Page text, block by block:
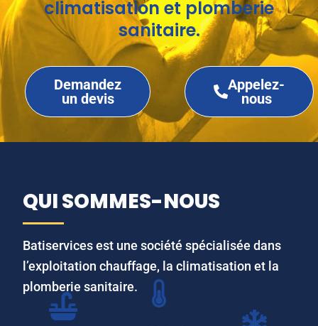
climatisation et plomberie
sanitaire.
Demandez
un devis
Appelez-
nous
QUI SOMMES-NOUS
Batiservices est une société spécialisée dans
l’exploitation chauffage, la climatisation et la
plomberie sanitaire.